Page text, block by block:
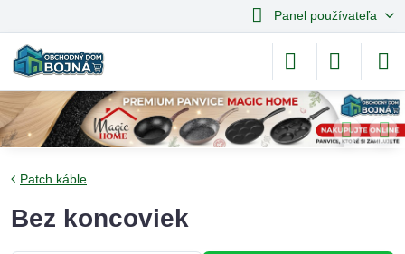
Panel používateľa
Patch káble
Bez koncoviek